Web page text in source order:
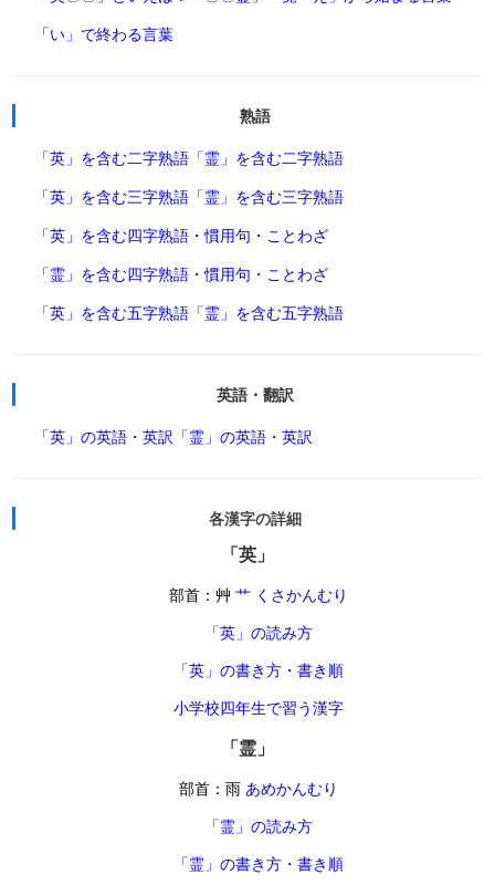
「い」で終わる言葉
熟語
「英」を含む二字熟語 「霊」を含む二字熟語
「英」を含む三字熟語 「霊」を含む三字熟語
「英」を含む四字熟語・慣用句・ことわざ
「霊」を含む四字熟語・慣用句・ことわざ
「英」を含む五字熟語 「霊」を含む五字熟語
英語・翻訳
「英」の英語・英訳 「霊」の英語・英訳
各漢字の詳細
「英」
部首：艸 艹 くさかんむり
「英」の読み方
「英」の書き方・書き順
小学校四年生で習う漢字
「霊」
部首：雨 あめかんむり
「霊」の読み方
「霊」の書き方・書き順